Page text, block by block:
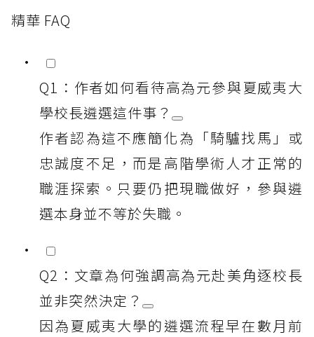
精華 FAQ
Q1：作者如何看待高為元參與夏威夷大
學校長遴選這件事？
作者認為這不應簡化為「騎驢找馬」或
忠誠度不足，而是高階學術人才正常的
職涯探索。只要仍把現職做好，參與遴
選本身並不等於失職。
Q2：文章為何強調高為元赴美角逐校長
並非突然決定？
因為夏威夷大學的遴選流程早在數月前